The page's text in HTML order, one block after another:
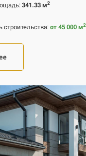
341.33 м2
строительства: от 45 000 м2